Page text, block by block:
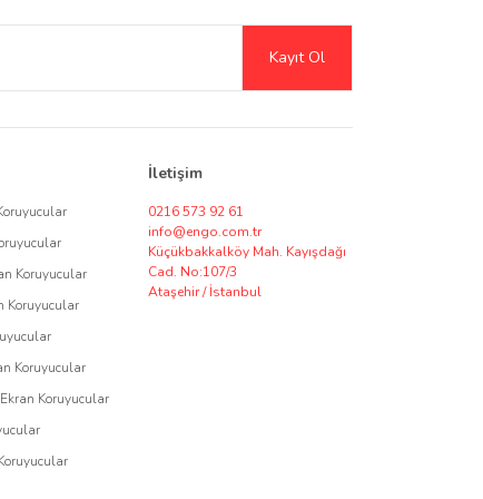
ve mat seçeneklerle ekran netliğini artırırken, gizlilik
kullanıcılar için harika bir çözüm sunar.
ekran koruyucu tedariki ve özel üretim seçenekleri
ile Engo, cihazlarınızı korurken kullanım ömrünü
Kayıt Ol
Koruyucular
Koruyucular
Koruyucular
Koruyucular
İletişim
0216 573 92 61
info@engo.com.tr
Küçükbakkalköy Mah. Kayışdağı
Cad. No:107/3
Ataşehir / İstanbul